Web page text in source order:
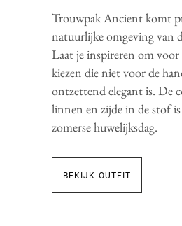
Trouwpak Ancient komt
natuurlijke omgeving van
Laat je inspireren om voor
kiezen die niet voor de
ontzettend elegant is. De
linnen en zijde in de stof
zomerse huwelijksdag.
BEKIJK OUTFIT